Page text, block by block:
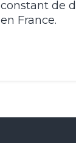
constant de
en France.